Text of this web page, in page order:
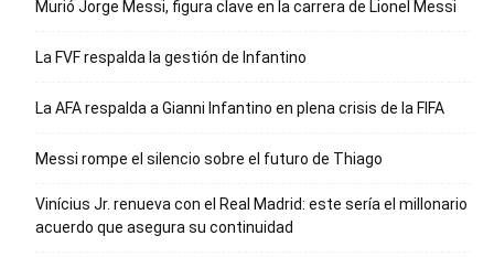
Murió Jorge Messi, figura clave en la carrera de Lionel Messi
La FVF respalda la gestión de Infantino
La AFA respalda a Gianni Infantino en plena crisis de la FIFA
Messi rompe el silencio sobre el futuro de Thiago
Vinícius Jr. renueva con el Real Madrid: este sería el millonario
acuerdo que asegura su continuidad